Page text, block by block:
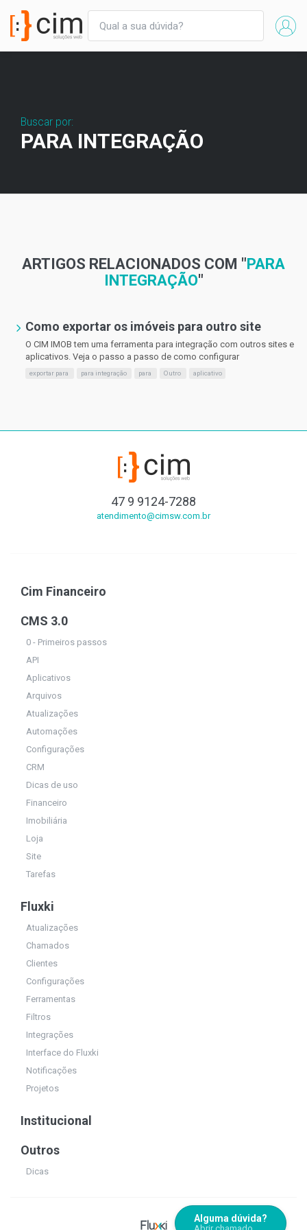
Buscar por:
PARA INTEGRAÇÃO
ARTIGOS RELACIONADOS COM "PARA
INTEGRAÇÃO"
Como exportar os imóveis para outro site
O CIM IMOB tem uma ferramenta para integração com outros sites e
aplicativos. Veja o passo a passo de como configurar
exportar para para integração para Outro aplicativo
47 9 9124-7288
atendimento@cimsw.com.br
Cim Financeiro
CMS 3.0
0 - Primeiros passos
API
Aplicativos
Arquivos
Atualizações
Automações
Configurações
CRM
Dicas de uso
Financeiro
Imobiliária
Loja
Site
Tarefas
Fluxki
Atualizações
Chamados
Clientes
Configurações
Ferramentas
Filtros
Integrações
Interface do Fluxki
Notificações
Projetos
Institucional
Outros
Dicas
Alguma dúvida?